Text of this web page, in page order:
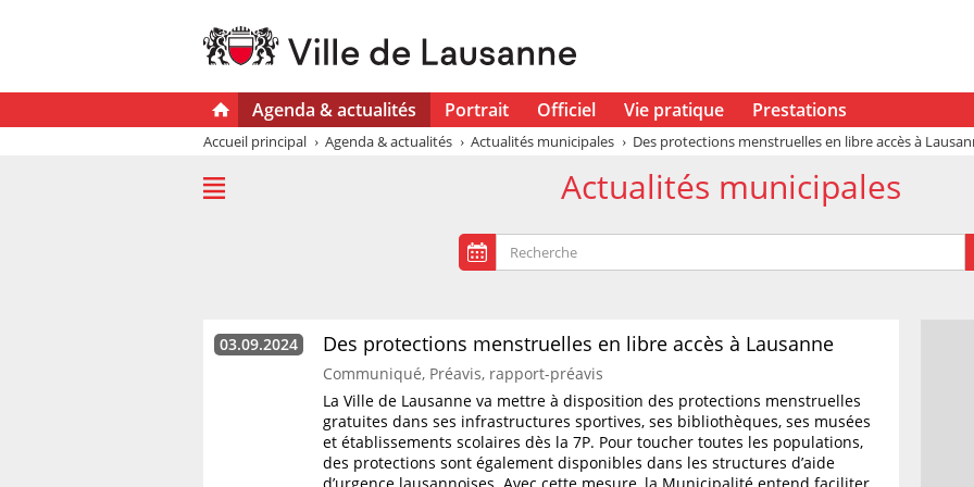
Agenda & actualités Portrait Officiel Vie pratique Prestations
Accueil principal Agenda & actualités Actualités municipales Des protections menstruelles en libre accès à
Actualités municipales
03.09.2024 Des protections menstruelles en libre accès à Lausanne
Communiqué, Préavis, rapport-préavis
La Ville de Lausanne va mettre à disposition des protections menstruelles
gratuites dans ses infrastructures sportives, ses bibliothèques, ses musées
et établissements scolaires dès la 7P. Pour toucher toutes les populations,
des protections sont également disponibles dans les structures d’aide